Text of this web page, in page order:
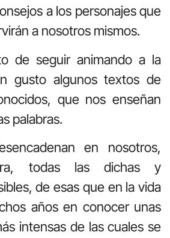
a los personajes que
a nosotros mismos.
de seguir animando a la
gusto algunos textos de
que nos enseñan
palabras.
en nosotros,
todas las dichas y
de esas que en la vida
años en conocer unas
intensas de las cuales se